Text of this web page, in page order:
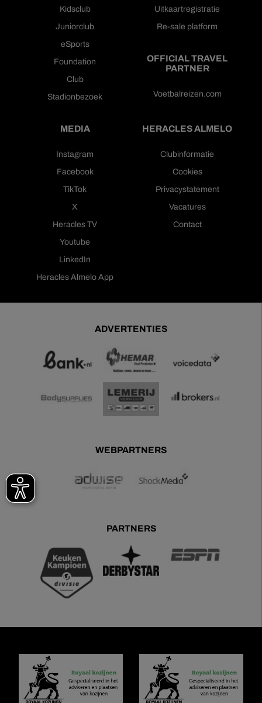
Kidsclub
Juniorclub
eSports
Foundation
Club
Stadionbezoek
Uitkaartregistratie
Re-sale platform
OFFICIAL TRAVEL
PARTNER
Voetbalreizen.com
MEDIA
Instagram
Facebook
TikTok
X
Heracles TV
Youtube
LinkedIn
Heracles Almelo App
HERACLES ALMELO
Clubinformatie
Cookies
Privacystatement
Vacatures
Contact
ADVERTENTIES
WEBPARTNERS
PARTNERS